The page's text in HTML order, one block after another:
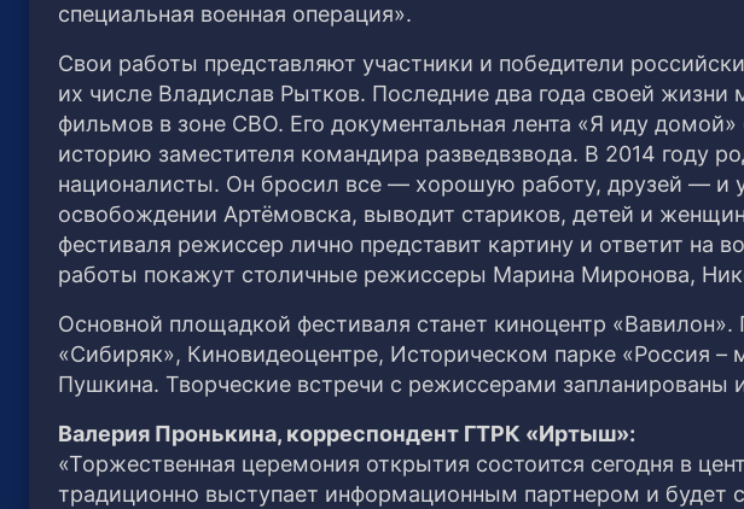
специальная военная операция».
Свои работы представляют участники и победители
их числе Владислав Рытков. Последние два года своей
фильмов в зоне СВО. Его документальная лента «Я иду
историю заместителя командира разведвзвода. В 2014 году
националисты. Он бросил все — хорошую работу, друзей — и
освобождении Артёмовска, выводит стариков, детей и
фестиваля режиссер лично представит картину и ответит на
работы покажут столичные режиссеры Марина Миронова,
Основной площадкой фестиваля станет киноцентр
«Сибиряк», Киновидеоцентре, Историческом парке «Россия
Пушкина. Творческие встречи с режиссерами запланированы
Валерия Пронькина, корреспондент ГТРК «Иртыш»:
«Торжественная церемония открытия состоится сегодня в
традиционно выступает информационным партнером и будет